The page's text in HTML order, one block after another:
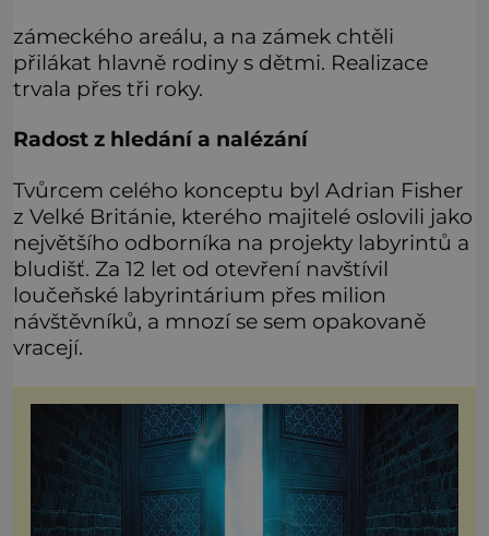
zámeckého areálu, a na zámek chtěli
přilákat hlavně rodiny s dětmi. Realizace
trvala přes tři roky.
Radost z hledání a nalézání
Tvůrcem celého konceptu byl Adrian Fisher
z Velké Británie, kterého majitelé oslovili jako
největšího odborníka na projekty labyrintů a
bludišť. Za 12 let od otevření navštívil
loučeňské labyrintárium přes milion
návštěvníků, a mnozí se sem opakovaně
vracejí.